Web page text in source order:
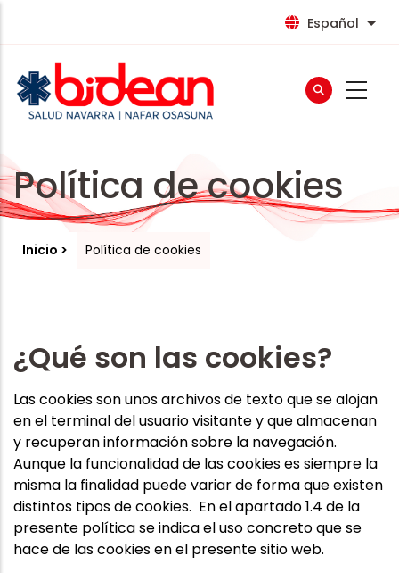
principal
Español
Política de cookies
Inicio Política de cookies
¿Qué son las cookies?
Las cookies son unos archivos de texto que se alojan
en el terminal del usuario visitante y que almacenan
y recuperan información sobre la navegación.
Aunque la funcionalidad de las cookies es siempre la
misma la finalidad puede variar de forma que existen
distintos tipos de cookies. En el apartado 1.4 de la
presente política se indica el uso concreto que se
hace de las cookies en el presente sitio web.